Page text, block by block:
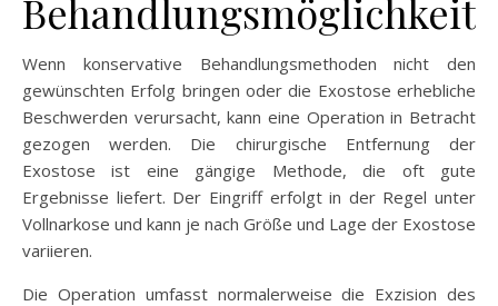
Wenn konservative Behandlungsmethoden nicht den
gewünschten Erfolg bringen oder die Exostose erhebliche
Beschwerden verursacht, kann eine Operation in Betracht
gezogen werden. Die chirurgische Entfernung der
Exostose ist eine gängige Methode, die oft gute
Ergebnisse liefert. Der Eingriff erfolgt in der Regel unter
Vollnarkose und kann je nach Größe und Lage der Exostose
variieren.
Die Operation umfasst normalerweise die Exzision des